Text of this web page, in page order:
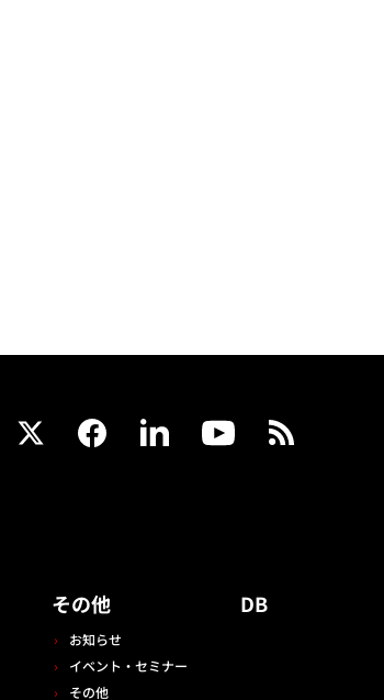
その他
お知らせ
イベント・セミナー
その他
DB